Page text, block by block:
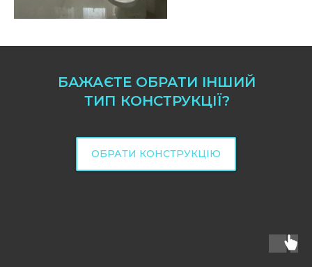
БАЖАЄТЕ ОБРАТИ ІНШИЙ
ТИП КОНСТРУКЦІЇ?
ОБРАТИ КОНСТРУКЦІЮ